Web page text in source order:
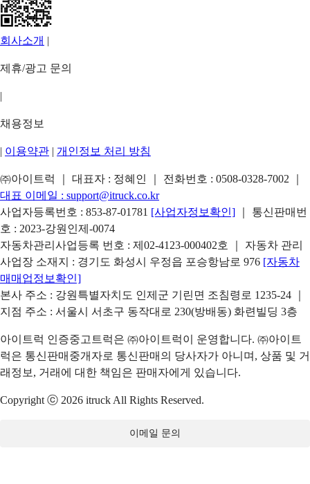
회사소개 |
제휴/광고 문의
|
채용정보
| 이용약관 | 개인정보 처리 방침
㈜아이트럭 ｜ 대표자 : 정혜인 ｜ 전화번호 : 0508-0328-7002
대표 이메일 : support@itruck.co.kr
사업자등록번호 : 853-87-01781 [사업자정보확인]
｜ 통신판매번
호 : 2023-강원인제-0074
자동차관리사업등록 번호 : 제02-4123-000402호 ｜ 자동차 관리
사업장 소재지 : 경기도 화성시 우정읍 포승항남로 976 [자동차
매매업정보확인]
본사 주소 : 강원특별자치도 인제군 기린면 조침령로 1235-24 ｜
지점 주소 : 서울시 서초구 동작대로 230(방배동) 화련빌딩 3층
아이트럭 인증중고트럭은 ㈜아이트럭이 운영합니다. ㈜아이트
럭은 통신판매중개자로 통신판매의 당사자가 아니며, 상품 및 거
래정보, 거래에 대한 책임은 판매자에게 있습니다.
Copyright ⓒ 2026 itruck All Rights Reserved.
이메일 문의